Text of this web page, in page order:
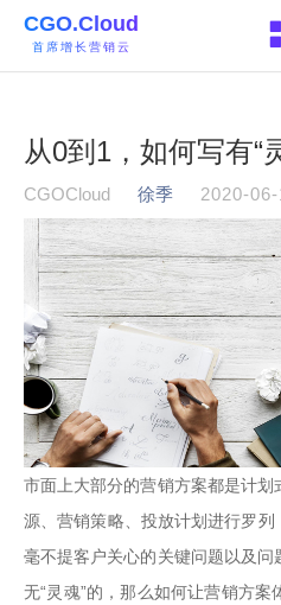
CGO.Cloud
首席增长营销云
从0到1，如何写有“
CGOCloud 徐季 2020-
市面上大部分的营销方案都是计
源、营销策略、投放计划进行罗
毫不提客户关心的关键问题以及
无“灵魂”的，那么如何让营销方